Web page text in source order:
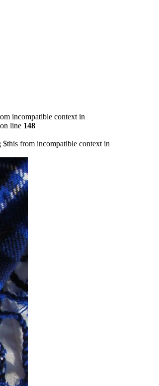
incompatible context in
on line 148
from incompatible context in